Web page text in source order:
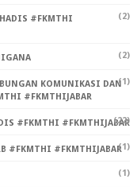
#FKMTHI
(2)
(2)
KOMUNIKASI DAN
#FKMTHIJABAR
(1)
#FKMTHI #FKMTHIJABAR
(22)
#FKMTHI #FKMTHIJABAR(1)
(1)